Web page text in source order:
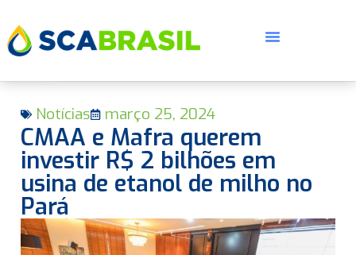
Notícias março 25, 2024
CMAA e Mafra querem
investir R$ 2 bilhões em
usina de etanol de milho no
Pará